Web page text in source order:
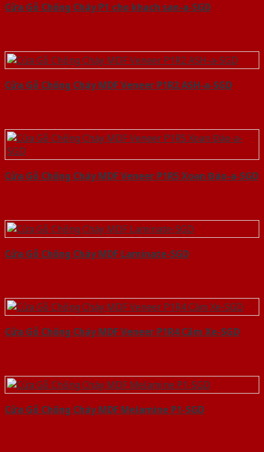
Cửa Gỗ Chống Cháy P1 cho khach san-a-SGD
Cửa Gỗ Chống Cháy MDF Veneer P1R2 ASH-a-SGD
Cửa Gỗ Chống Cháy MDF Veneer P1R5 Xoan Đào-a-SGD
Cửa Gỗ Chống Cháy MDF Laminate-SGD
Cửa Gỗ Chống Cháy MDF Veneer P1R4 Căm Xe-SGD
Cửa Gỗ Chống Cháy MDF Melamine P1-SGD